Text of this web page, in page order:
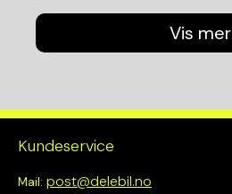
Vis mer
Kundeservice
Mail: post@delebil.no